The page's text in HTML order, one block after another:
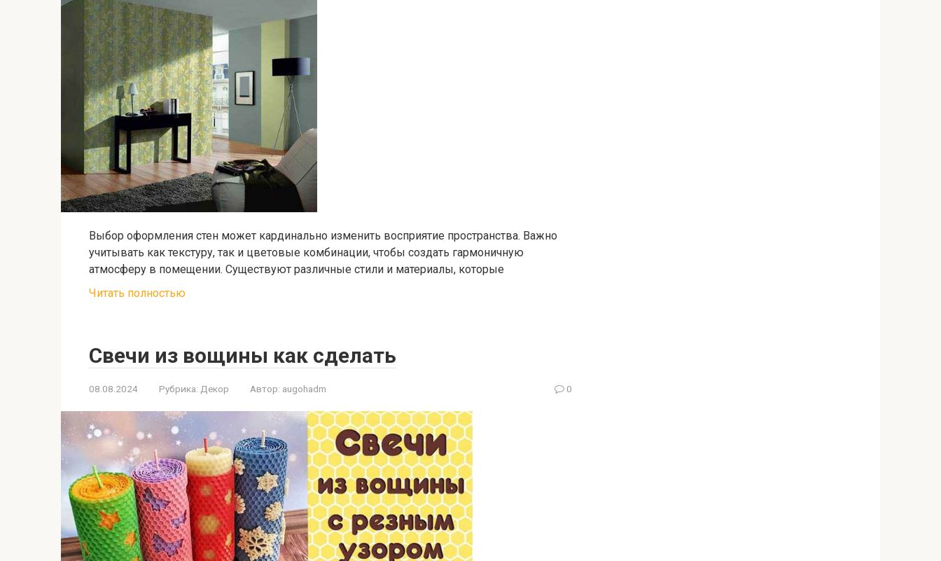
Выбор оформления стен может кардинально изменить восприятие пространства. Важно
учитывать как текстуру, так и цветовые комбинации, чтобы создать гармоничную
атмосферу в помещении. Существуют различные стили и материалы, которые
Читать полностью
Свечи из вощины как сделать
08.08.2024 Рубрика: Декор Автор: augohadm 0